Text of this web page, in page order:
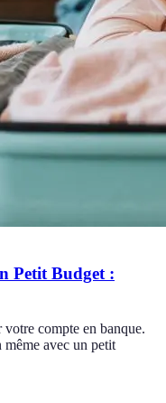
Petit Budget :
compte en banque.
avec un petit